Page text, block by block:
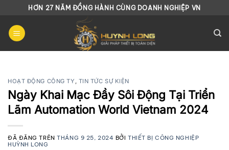
Chuyển
nội
dung
HƠN 27 NĂM ĐỒNG HÀNH CÙNG DOANH NGHIỆP VN
HOẠT ĐỘNG CÔNG TY , TIN TỨC SỰ KIỆN
Ngày Khai Mạc Đầy Sôi Động Tại Triển
Lãm Automation World Vietnam 2024
ĐÃ ĐĂNG TRÊNTHÁNG 9 25, 2024 BỞITHIẾT BỊ CÔNG NGHIỆP
HUỲNH LONG